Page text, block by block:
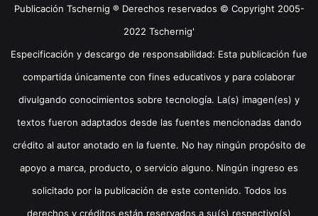
Publicación Tschernig ® Derechos reservados © Copyright 2005-
2022 Tschernig'
Especificación y descargo de responsabilidad: Esta publicación fue
compartida únicamente con fines educativos y para colaborar
divulgando conocimientos sobre tecnología. La(s) imagen(es) y
textos fueron adaptados desde las fuentes mencionadas dando
crédito al autor anotado en la fuente. No hay ningún propósito de
apoyo a marca, producto, o servicio alguno. Ningún ingreso es
solicitado por la publicación de este contenido. Todos los
derechos y créditos están reservados a su(s) respectivo(s)